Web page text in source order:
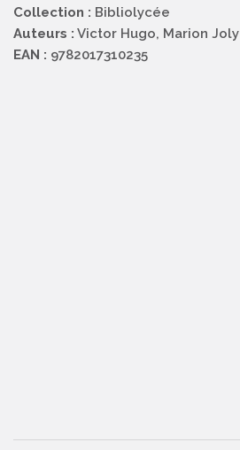
Collection : Bibliolycée
Auteurs : Victor Hugo, Marion Joly
EAN : 9782017310235